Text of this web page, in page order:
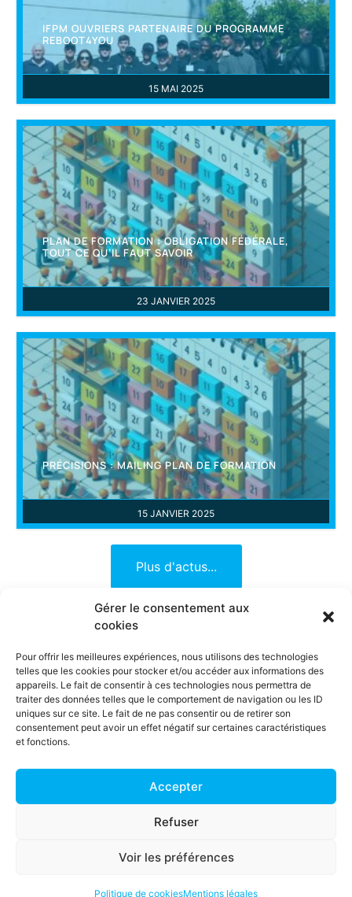
Gérer le consentement aux
cookies
Pour offrir les meilleures expériences, nous utilisons des technologies
telles que les cookies pour stocker et/ou accéder aux informations des
appareils. Le fait de consentir à ces technologies nous permettra de
traiter des données telles que le comportement de navigation ou les ID
uniques sur ce site. Le fait de ne pas consentir ou de retirer son
consentement peut avoir un effet négatif sur certaines caractéristiques
et fonctions.
Accepter
Refuser
Voir les préférences
Politique de cookiesMentions légales
15 MAI 2025
IFPM OUVRIERS PARTENAIRE DU PROGRAMME
REBOOT4YOU
23 JANVIER 2025
PLAN DE FORMATION : OBLIGATION FÉDÉRALE,
TOUT CE QU’IL FAUT SAVOIR
15 JANVIER 2025
PRÉCISIONS : MAILING PLAN DE FORMATION
Plus d'actus...
Entreprises Ouvriers Enseignants Etudiants
Chercheurs
d'emploi
NOUS CONTACTER